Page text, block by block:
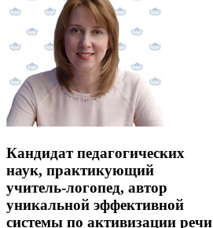
Кандидат педагогических
наук, практикующий
учитель-логопед, автор
уникальной эффективной
системы по активизации речи